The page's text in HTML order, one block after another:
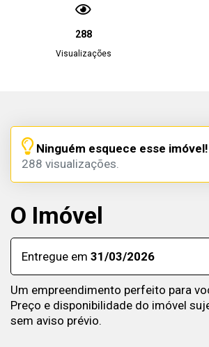
288
Visualizações
Ninguém esquece esse imóvel!
288 visualizações.
O Imóvel
Entregue em 31/03/2026
Um empreendimento perfeito para
Preço e disponibilidade do imóvel
sem aviso prévio.